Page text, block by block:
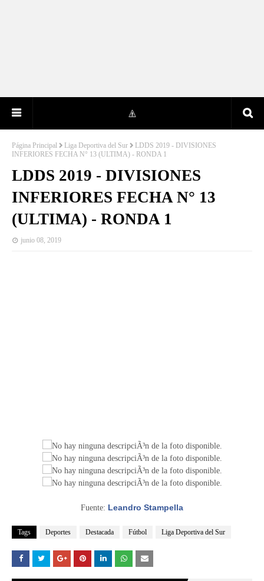
Página Principal Liga Deportiva del Sur
LDDS 2019 - DIVISIONES
INFERIORES FECHA N° 13 (ULTIMA) - RONDA 1
LDDS 2019 - DIVISIONES
INFERIORES FECHA N° 13
(ULTIMA) - RONDA 1
junio 08, 2019
Fuente: Leandro Stampella
Tags Deportes Destacada Fútbol Liga Deportiva del Sur